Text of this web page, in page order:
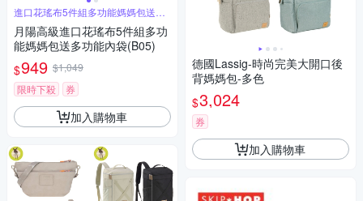
進口花瑤布5件組多功能媽媽包送多
功能內袋
月陽高級進口花瑤布5件組多功
能媽媽包送多功能內袋(B05)
$949 $1,049
限時下殺
券
加入購物車
德國Lassig-時尚完美大開口後
背媽媽包-多色
$3,024
券
加入購物車